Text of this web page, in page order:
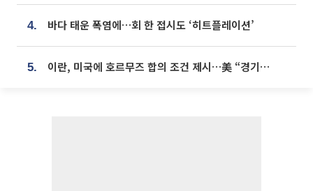
4. 바다 태운 폭염에…회 한 접시도 ‘히트플레이션’
5. 이란, 미국에 호르무즈 합의 조건 제시…美 “경기 아직 안 끝나” [종합]